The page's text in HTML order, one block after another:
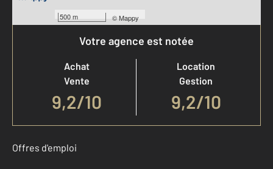
500 m ©Mappy
Votre agence est notée
Achat
Vente
9,2/10
Location
Gestion
9,2/10
Offres d'emploi